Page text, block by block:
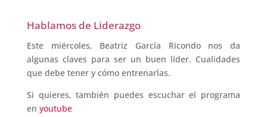
Hablamos de Liderazgo
Este miércoles, Beatriz García Ricondo nos da
algunas claves para ser un buen líder. Cualidades
que debe tener y cómo entrenarlas.
Si quieres, también puedes escuchar el programa
en youtube